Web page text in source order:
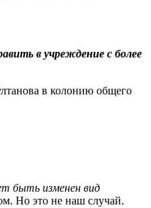
в учреждение с более
в колонию общего
быть изменен вид
Но это не наш случай.